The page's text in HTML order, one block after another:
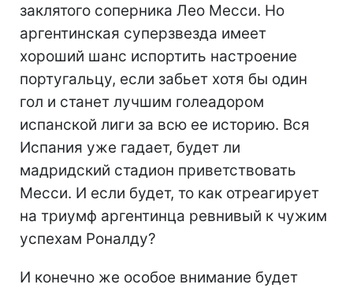
заклятого соперника Лео Месси. Но
аргентинская суперзвезда имеет
хороший шанс испортить настроение
португальцу, если забьет хотя бы один
гол и станет лучшим голеадором
испанской лиги за всю ее историю. Вся
Испания уже гадает, будет ли
мадридский стадион приветствовать
Месси. И если будет, то как отреагирует
на триумф аргентинца ревнивый к чужим
успехам Роналду?
И конечно же особое внимание будет